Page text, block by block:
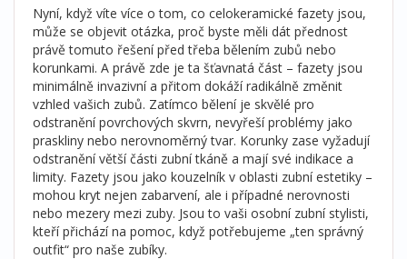
Nyní, když víte více o tom, co celokeramické fazety jsou,
může se objevit otázka, proč byste měli dát přednost
právě tomuto řešení před třeba bělením zubů nebo
korunkami. A právě zde je ta šťavnatá část – fazety jsou
minimálně invazivní a přitom dokáží radikálně změnit
vzhled vašich zubů. Zatímco bělení je skvělé pro
odstranění povrchových skvrn, nevyřeší problémy jako
praskliny nebo nerovnoměrný tvar. Korunky zase vyžadují
odstranění větší části zubní tkáně a mají své indikace a
limity. Fazety jsou jako kouzelník v oblasti zubní estetiky –
mohou kryt nejen zabarvení, ale i případné nerovnosti
nebo mezery mezi zuby. Jsou to vaši osobní zubní stylisti,
kteří přichází na pomoc, když potřebujeme „ten správný
outfit“ pro naše zubíky.